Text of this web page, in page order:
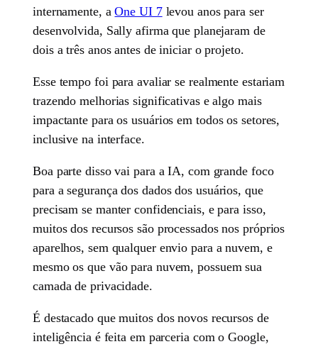
internamente, aOne UI 7levou anos para ser
desenvolvida, Sally afirma que planejaram de
dois a três anos antes de iniciar o projeto.
Esse tempo foi para avaliar se realmente estariam
trazendo melhorias significativas e algo mais
impactante para os usuários em todos os setores,
inclusive na interface.
Boa parte disso vai para a IA, com grande foco
para a segurança dos dados dos usuários, que
precisam se manter confidenciais, e para isso,
muitos dos recursos são processados nos próprios
aparelhos, sem qualquer envio para a nuvem, e
mesmo os que vão para nuvem, possuem sua
camada de privacidade.
É destacado que muitos dos novos recursos de
inteligência é feita em parceria com o Google,